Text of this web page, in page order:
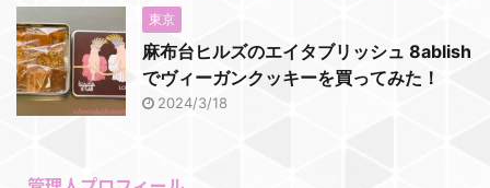
東京
麻布台ヒルズのエイタブリッシュ 8ablish
でヴィーガンクッキーを買ってみた！
2024/3/18